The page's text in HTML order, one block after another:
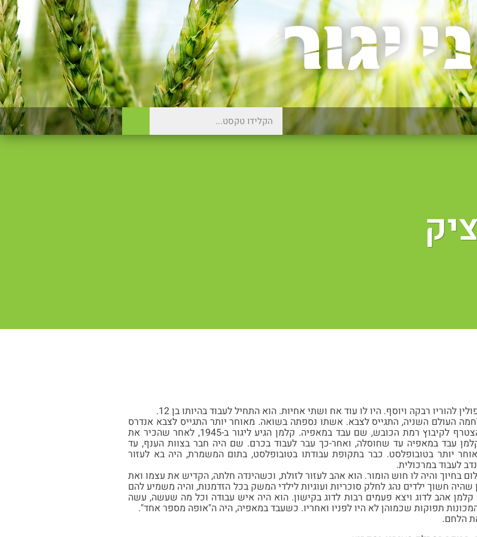
מלחמה העולם השניה, התגייס לצבא. אשתו נספתה בשואה. מאוחר יותר התגייס לצבא אנדרס
ובמסגרת זו הגיע לארץ בשנת 1943, והצטרף לקיבוץ רמת הכובש, שם עבד במאפיה. קלמן הגיע ליגור ב-1945, לאחר שהכיר את
עבד במאפיה עד שחוסלה, ואחר-כך עבר לעבוד בכרם. שם היה חבר בצוות הענף, עד
יותר בטובופלסט. כבר בתקופת עבודתו בטובופלסט, בתום המשמרת, היה בא לעזור
לעבוד במרכולית.
בחיוך והיה לו חוש הומור. הוא אהב לעזור לזולת, וכשהינדה חלתה, הקדיש את עצמו ואת
שהיה חשוך ילדים נהג לחלק סוכריות ועוגיות לילדי המשק בכל הזדמנות, והיה משמיע להם
קלמן אהב לדוג ויצא פעמים רבות לדוג בקישון. הוא היה איש עבודה וכל מה שעשה, עשה
תפוקות שכמוהן לא היו לפניו ואחריו. כשעבד במאפיה, היה ה"אופה מספר אחד".
הלחם.